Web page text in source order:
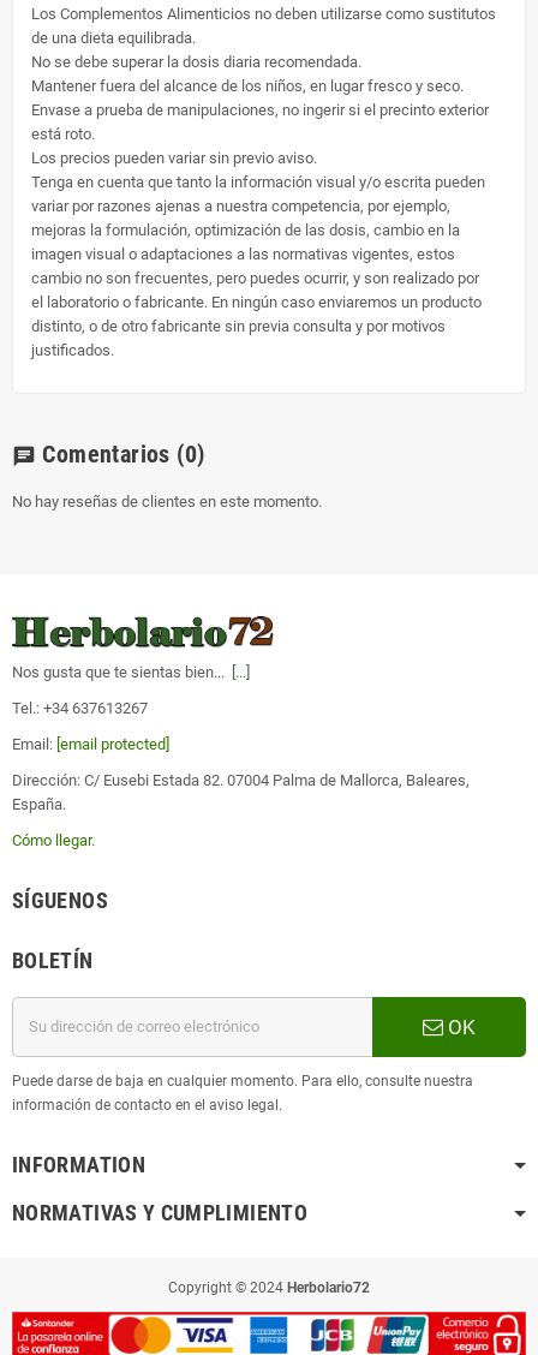
Los Complementos Alimenticios no deben utilizarse como sustitutos
de una dieta equilibrada.
No se debe superar la dosis diaria recomendada.
Mantener fuera del alcance de los niños, en lugar fresco y seco.
Envase a prueba de manipulaciones, no ingerir si el precinto exterior
está roto.
Los precios pueden variar sin previo aviso.
Tenga en cuenta que tanto la información visual y/o escrita pueden
variar por razones ajenas a nuestra competencia, por ejemplo,
mejoras la formulación, optimización de las dosis, cambio en la
imagen visual o adaptaciones a las normativas vigentes, estos
cambio no son frecuentes, pero puedes ocurrir, y son realizado por
el laboratorio o fabricante. En ningún caso enviaremos un producto
distinto, o de otro fabricante sin previa consulta y por motivos
justificados.
chat Comentarios (0)
No hay reseñas de clientes en este momento.
Nos gusta que te sientas bien... [ ...
Tel.: +34 637613267
Email: [email protected]
Dirección: C/ Eusebi Estada 82. 07004 Palma de Mallorca, Baleares,
España.
Cómo llegar.
SÍGUENOS
BOLETÍN
OK
Puede darse de baja en cualquier momento. Para ello, consulte nuestra
información de contacto en el aviso legal.
INFORMATION
NORMATIVAS Y CUMPLIMIENTO
Copyright © 2024 Herbolario72